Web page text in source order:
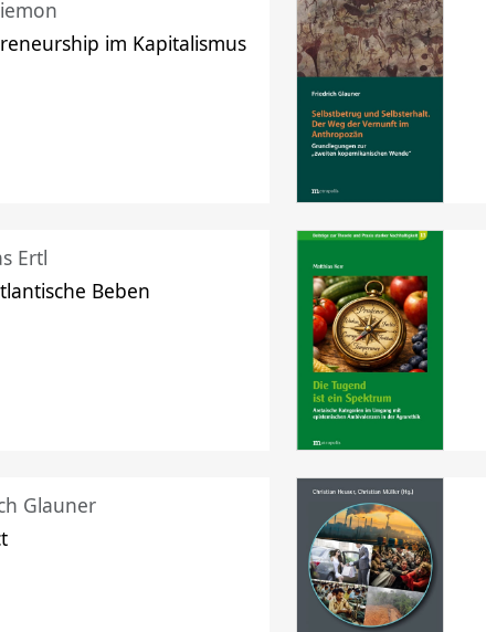
im Kapitalismus
Ertl
Beben
Glauner